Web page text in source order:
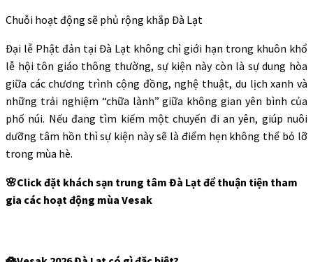
Chuỗi hoạt động sẽ phủ rộng khắp Đà Lạt
Đại lễ Phật đản tại Đà Lạt không chỉ giới hạn trong khuôn khổ
lễ hội tôn giáo thông thường, sự kiện này còn là sự dung hòa
giữa các chương trình cộng đồng, nghệ thuật, du lịch xanh và
những trải nghiệm “chữa lành” giữa không gian yên bình của
phố núi. Nếu đang tìm kiếm một chuyến đi an yên, giúp nuôi
dưỡng tâm hồn thì sự kiện này sẽ là điểm hẹn không thể bỏ lỡ
trong mùa hè.
🌸Click đặt khách sạn trung tâm Đà Lạt để thuận tiện tham
gia các hoạt động mùa Vesak